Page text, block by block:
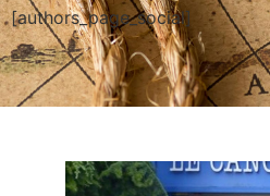
[authors_page_social]